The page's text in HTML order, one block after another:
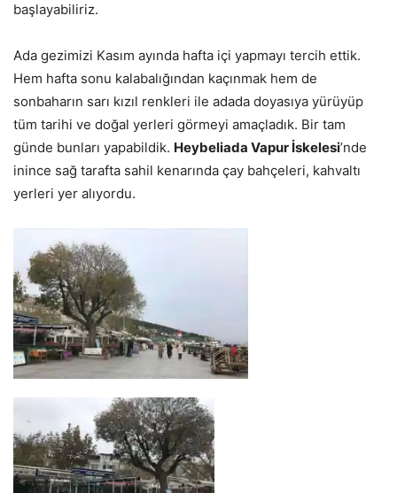
başlayabiliriz.
Ada gezimizi Kasım ayında hafta içi yapmayı tercih ettik.
Hem hafta sonu kalabalığından kaçınmak hem de
sonbaharın sarı kızıl renkleri ile adada doyasıya yürüyüp
tüm tarihi ve doğal yerleri görmeyi amaçladık. Bir tam
günde bunları yapabildik. Heybeliada Vapur İskelesi’nde
inince sağ tarafta sahil kenarında çay bahçeleri, kahvaltı
yerleri yer alıyordu.